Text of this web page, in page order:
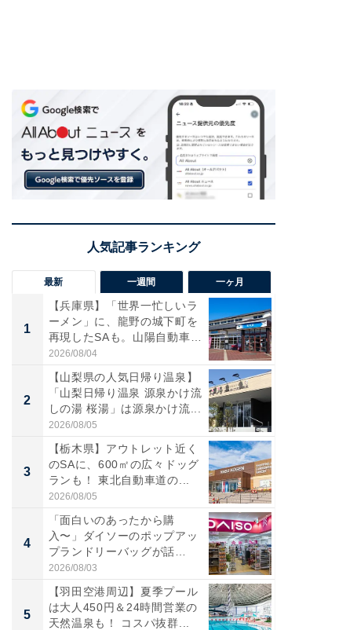
最新 一週間 一ヶ月
1
【兵庫県】「世界一忙しいラ
ーメン」に、龍野の城下町を
再現したSAも。山陽自動車
道...
2026/08/04
2
【山梨県の人気日帰り温泉】
「山梨日帰り温泉 源泉かけ流
しの湯 桜湯」は源泉かけ流...
2026/08/05
3
【栃木県】アウトレット近く
のSAに、600㎡の広々ドッグ
ランも！ 東北自動車道の...
2026/08/05
4
「面白いのあったから購
入〜」ダイソーのポップアッ
プランドリーバッグが話
題。“さま...
2026/08/03
5
【羽田空港周辺】夏季プール
は大人450円＆24時間営業の
天然温泉も！ コスパ抜群...